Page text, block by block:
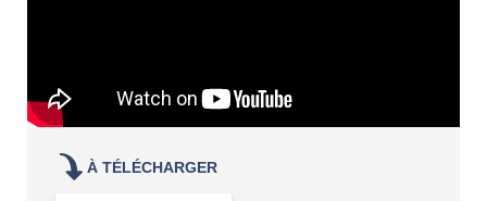
À TÉLÉCHARGER